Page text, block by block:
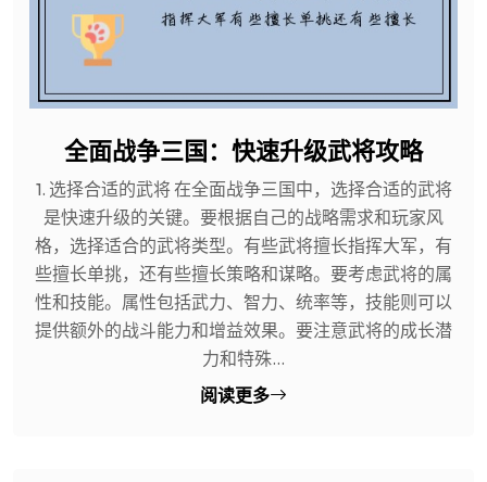
全面战争三国：快速升级武将攻略
1. 选择合适的武将 在全面战争三国中，选择合适的武将
是快速升级的关键。要根据自己的战略需求和玩家风
格，选择适合的武将类型。有些武将擅长指挥大军，有
些擅长单挑，还有些擅长策略和谋略。要考虑武将的属
性和技能。属性包括武力、智力、统率等，技能则可以
提供额外的战斗能力和增益效果。要注意武将的成长潜
力和特殊...
阅读更多